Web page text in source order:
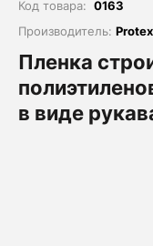
Код товара: 0163
Производитель:
Пленка
в виде